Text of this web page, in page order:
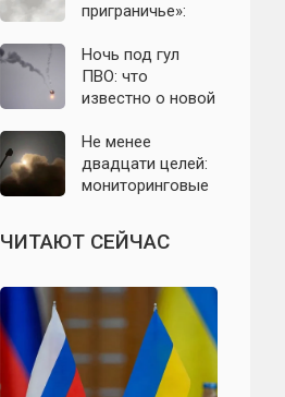
приграничье»:
точки запуска
дронов ВСУ по
Подмосковью
Ночь под гул
ПВО: что
известно о новой
Подмосковье и
Москву 6 августа
Не менее
двадцати целей:
мониторинговые
сообщили о
группе БПЛА на
Подмосковью
ЧИТАЮТ СЕЙЧАС